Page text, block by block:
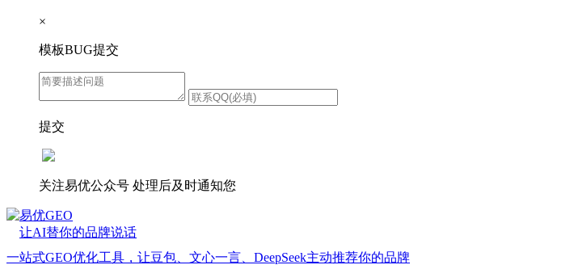
×
模板BUG提交
提交
关注易优公众号 处理后及时通知您
易优GEO
让AI替你的品牌说话
一站式GEO优化工具，让豆包、文心一言、DeepSeek主动推荐你的品牌